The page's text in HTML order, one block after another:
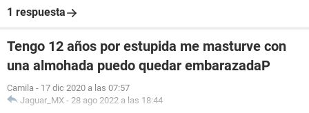
1 respuesta
Tengo 12 años por estupida me masturve con
una almohada puedo quedar embarazadaP
Camila - 17 dic 2020 a las 07:57
Jaguar_MX - 28 ago 2022 a las 18:44